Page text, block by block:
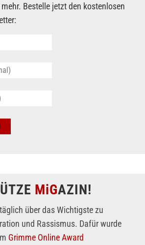
Bestelle jetzt den kostenlosen
MiGAZIN!
über das Wichtigste zu
und Rassismus. Dafür wurde
Grimme Online Award